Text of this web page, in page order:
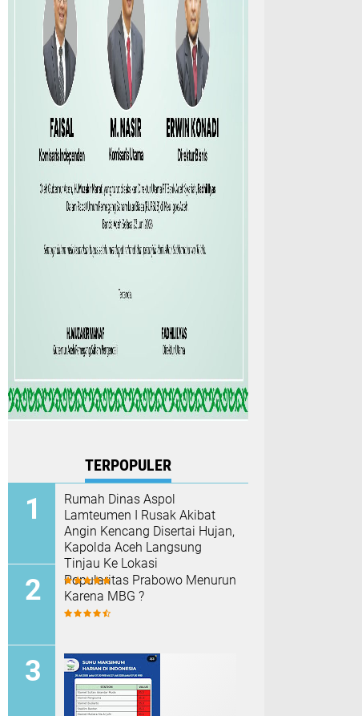
TERPOPULER
Rumah Dinas Aspol
Lamteumen I Rusak Akibat
Angin Kencang Disertai Hujan,
Kapolda Aceh Langsung
Tinjau Ke Lokasi
Popularitas Prabowo Menurun
Karena MBG ?